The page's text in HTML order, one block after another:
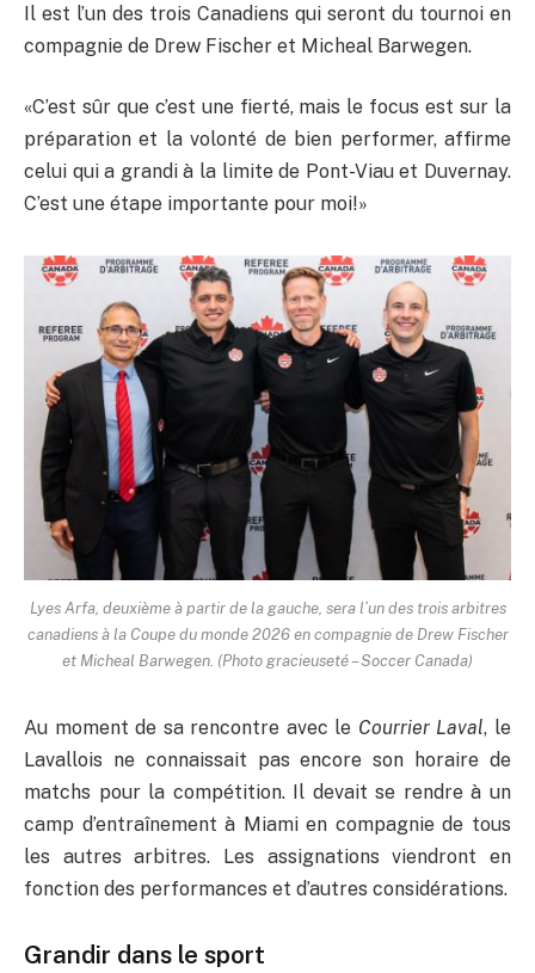
Il est l’un des trois Canadiens qui seront du tournoi en
compagnie de Drew Fischer et Micheal Barwegen.
«C’est sûr que c’est une fierté, mais le focus est sur la
préparation et la volonté de bien performer, affirme
celui qui a grandi à la limite de Pont-Viau et Duvernay.
C’est une étape importante pour moi!»
Lyes Arfa, deuxième à partir de la gauche, sera l’un des trois arbitres
canadiens à la Coupe du monde 2026 en compagnie de Drew Fischer
et Micheal Barwegen. (Photo gracieuseté – Soccer Canada)
Au moment de sa rencontre avec le Courrier Laval, le
Lavallois ne connaissait pas encore son horaire de
matchs pour la compétition. Il devait se rendre à un
camp d’entraînement à Miami en compagnie de tous
les autres arbitres. Les assignations viendront en
fonction des performances et d’autres considérations.
Grandir dans le sport